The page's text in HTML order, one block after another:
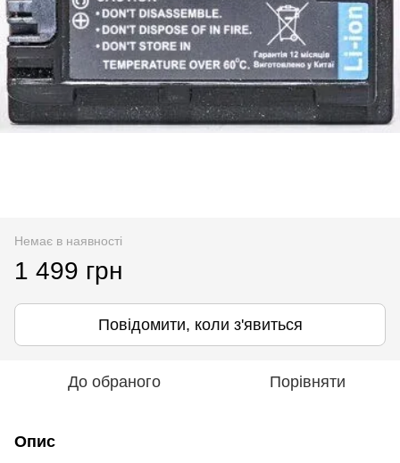
Немає в наявності
1 499 грн
Повідомити, коли з'явиться
До обраного Порівняти
Опис